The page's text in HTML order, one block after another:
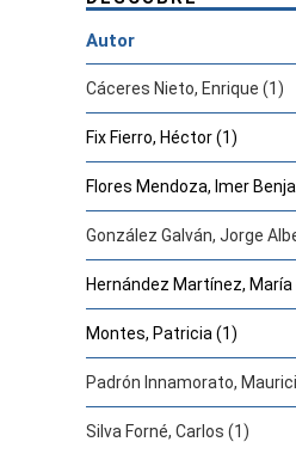
Autor
Cáceres Nieto, Enrique (1)
Fix Fierro, Héctor (1)
Flores Mendoza, Imer
González Galván, Jorge
Hernández Martínez, María
Montes, Patricia (1)
Padrón Innamorato,
Silva Forné, Carlos (1)